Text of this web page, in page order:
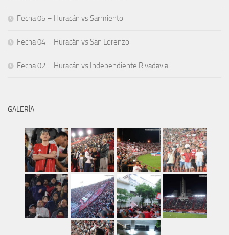
Fecha 05 – Huracán vs Sarmiento
Fecha 04 – Huracán vs San Lorenzo
Fecha 02 – Huracán vs Independiente Rivadavia
GALERÍA